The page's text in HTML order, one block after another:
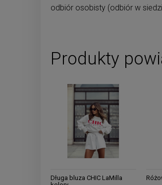
odbiór osobisty (odbiór w
Produkty
Długa bluza CHIC LaMilla